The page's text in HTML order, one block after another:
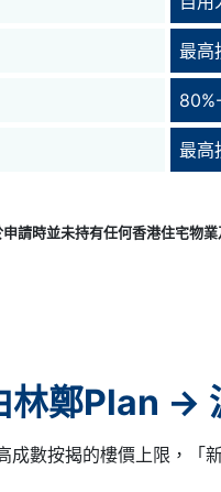
最高
最高
請時並未持有任何香港住宅物
林鄭Plan →
成數按揭的樓價上限，